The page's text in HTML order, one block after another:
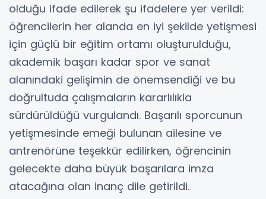
olduğu ifade edilerek şu ifadelere yer verildi:
öğrencilerin her alanda en iyi şekilde yetişmesi
için güçlü bir eğitim ortamı oluşturulduğu,
akademik başarı kadar spor ve sanat
alanındaki gelişimin de önemsendiği ve bu
doğrultuda çalışmaların kararlılıkla
sürdürüldüğü vurgulandı. Başarılı sporcunun
yetişmesinde emeği bulunan ailesine ve
antrenörüne teşekkür edilirken, öğrencinin
gelecekte daha büyük başarılara imza
atacağına olan inanç dile getirildi.